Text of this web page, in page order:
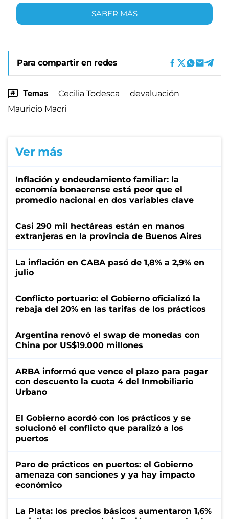
SABER MÁS
Para compartir en redes
Temas Cecilia Todesca
devaluación
Mauricio Macri
Ver más
Inflación y endeudamiento familiar: la
economía bonaerense está peor que el
promedio nacional en dos variables clave
Casi 290 mil hectáreas están en manos
extranjeras en la provincia de Buenos Aires
La inflación en CABA pasó de 1,8% a 2,9% en
julio
Conflicto portuario: el Gobierno oficializó la
rebaja del 20% en las tarifas de los prácticos
Argentina renovó el swap de monedas con
China por US$19.000 millones
ARBA informó que vence el plazo para pagar
con descuento la cuota 4 del Inmobiliario
Urbano
El Gobierno acordó con los prácticos y se
solucionó el conflicto que paralizó a los
puertos
Paro de prácticos en puertos: el Gobierno
amenaza con sanciones y ya hay impacto
económico
La Plata: los precios básicos aumentaron 1,6%